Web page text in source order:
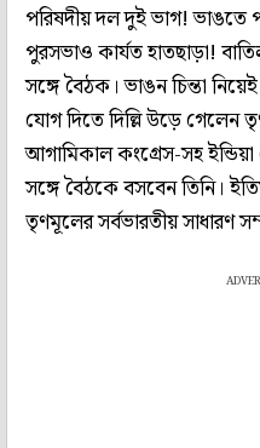
পরিষদীয় দল দুই ভাগ! ভাঙতে
পুরসভাও কার্যত হাতছাড়া!
সঙ্গে বৈঠক। ভাঙন চিন্তা
যোগ দিতে দিল্লি উড়ে গেলেন
আগামিকাল কংগ্রেস-সহ
সঙ্গে বৈঠকে বসবেন তিনি।
তৃণমূলের সর্বভারতীয় সাধারণ